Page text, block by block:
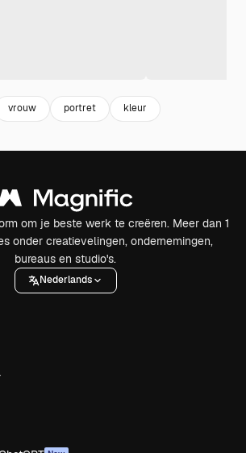
vrouw portret kleur
om je beste werk te creëren. Meer dan 1
onder creatievelingen, ondernemingen,
bureaus en studio's.
Nederlands